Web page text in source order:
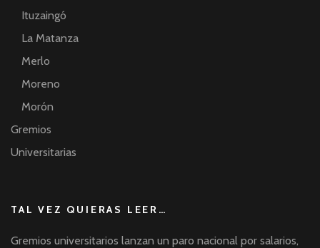
Ituzaingó
La Matanza
Merlo
Moreno
Morón
Gremios
Universitarias
TAL VEZ QUIERAS LEER…
Gremios universitarios lanzan un paro nacional por salarios,